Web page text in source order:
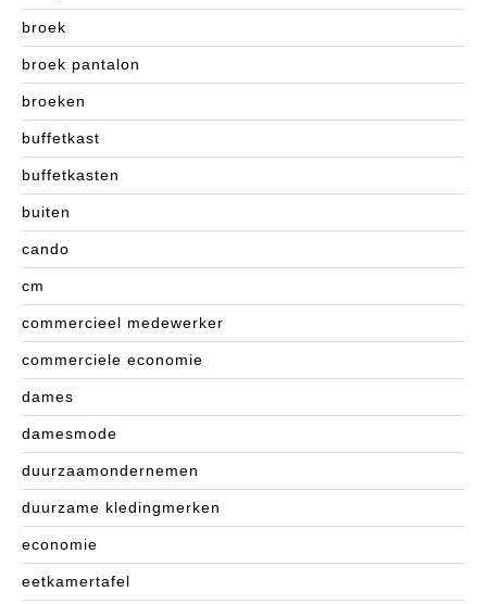
broek
broek pantalon
broeken
buffetkast
buffetkasten
buiten
cando
cm
commercieel medewerker
commerciele economie
dames
damesmode
duurzaamondernemen
duurzame kledingmerken
economie
eetkamertafel